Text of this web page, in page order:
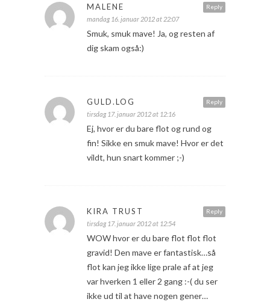
Reply
MALENE
mandag 16. januar 2012 at 22:07
Smuk, smuk mave! Ja, og resten af
dig skam også:)
Reply
GULD.LOG
tirsdag 17. januar 2012 at 12:16
Ej, hvor er du bare flot og rund og
fin! Sikke en smuk mave! Hvor er det
vildt, hun snart kommer ;-)
Reply
KIRA TRUST
tirsdag 17. januar 2012 at 12:54
WOW hvor er du bare flot flot flot
gravid! Den mave er fantastisk…så
flot kan jeg ikke lige prale af at jeg
var hverken 1 eller 2 gang :-( du ser
ikke ud til at have nogen gener…